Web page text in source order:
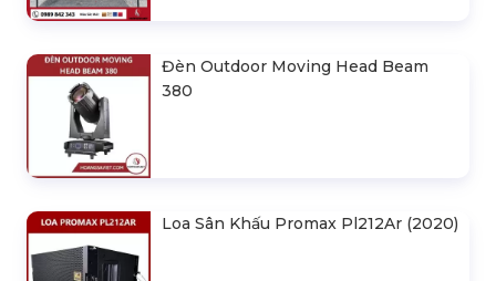
Đèn Outdoor Moving Head Beam
380
Loa Sân Khấu Promax Pl212Ar (2020)